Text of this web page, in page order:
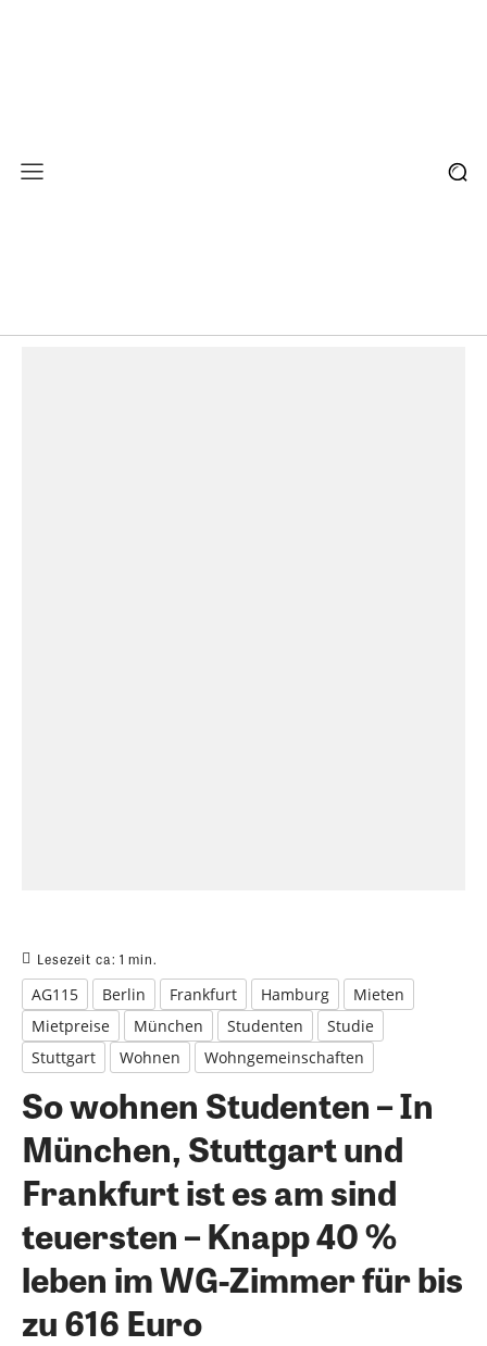
Lesezeit ca: 1 min.
AG115 Berlin Frankfurt Hamburg
Mieten
Mietpreise
München Studenten
Studie
Stuttgart
Wohnen Wohngemeinschaften
So wohnen Studenten – In
München, Stuttgart und
Frankfurt ist es am sind
teuersten – Knapp 40 %
leben im WG-Zimmer für bis
zu 616 Euro